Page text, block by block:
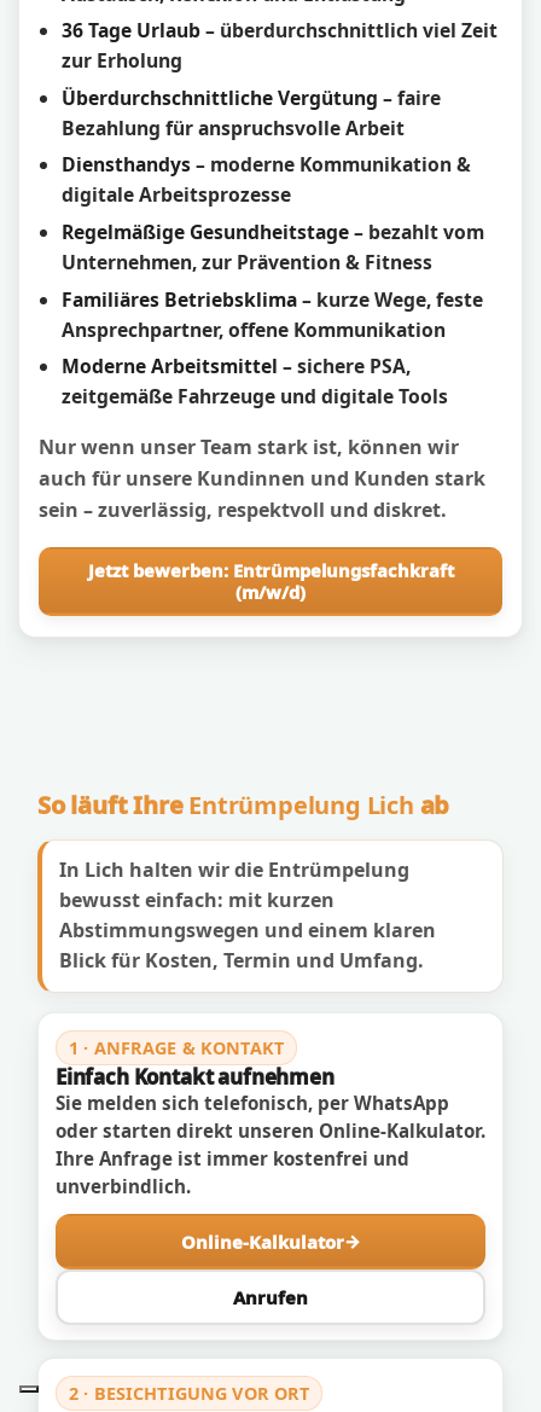
36 Tage Urlaub– überdurchschnittlich viel Zeit
zur Erholung
Überdurchschnittliche Vergütung – faire
Bezahlung für anspruchsvolle Arbeit
Diensthandys– moderne Kommunikation &
digitale Arbeitsprozesse
Regelmäßige Gesundheitstage– bezahlt vom
Unternehmen, zur Prävention & Fitness
Familiäres Betriebsklima– kurze Wege, feste
Ansprechpartner, offene Kommunikation
Moderne Arbeitsmittel – sichere PSA,
zeitgemäße Fahrzeuge und digitale Tools
Nur wenn unser Team stark ist, können wir
auch für unsere Kundinnen und Kunden stark
sein – zuverlässig, respektvoll und diskret.
Jetzt bewerben: Entrümpelungsfachkraft
(m/w/d)
So läuft IhreEntrümpelung Lich ab
In Lich halten wir die Entrümpelung
bewusst einfach: mit kurzen
Abstimmungswegen und einem klaren
Blick für Kosten, Termin und Umfang.
1 · ANFRAGE & KONTAKT
Einfach Kontakt aufnehmen
Sie melden sich telefonisch, per WhatsApp
oder starten direkt unseren Online-Kalkulator.
Ihre Anfrage ist immer kostenfrei und
unverbindlich.
Online-Kalkulator
Anrufen
2 · BESICHTIGUNG VOR ORT